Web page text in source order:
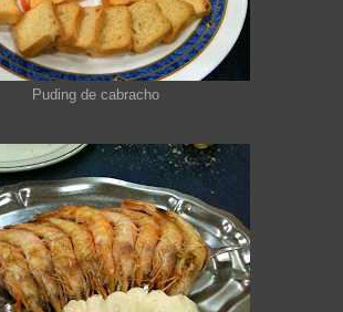
Puding de cabracho